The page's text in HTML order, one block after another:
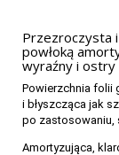
Przezroczysta
powłoką
wyraźny i ostry
Powierzchnia folii
i błyszcząca jak
po zastosowaniu,
Amortyzująca,